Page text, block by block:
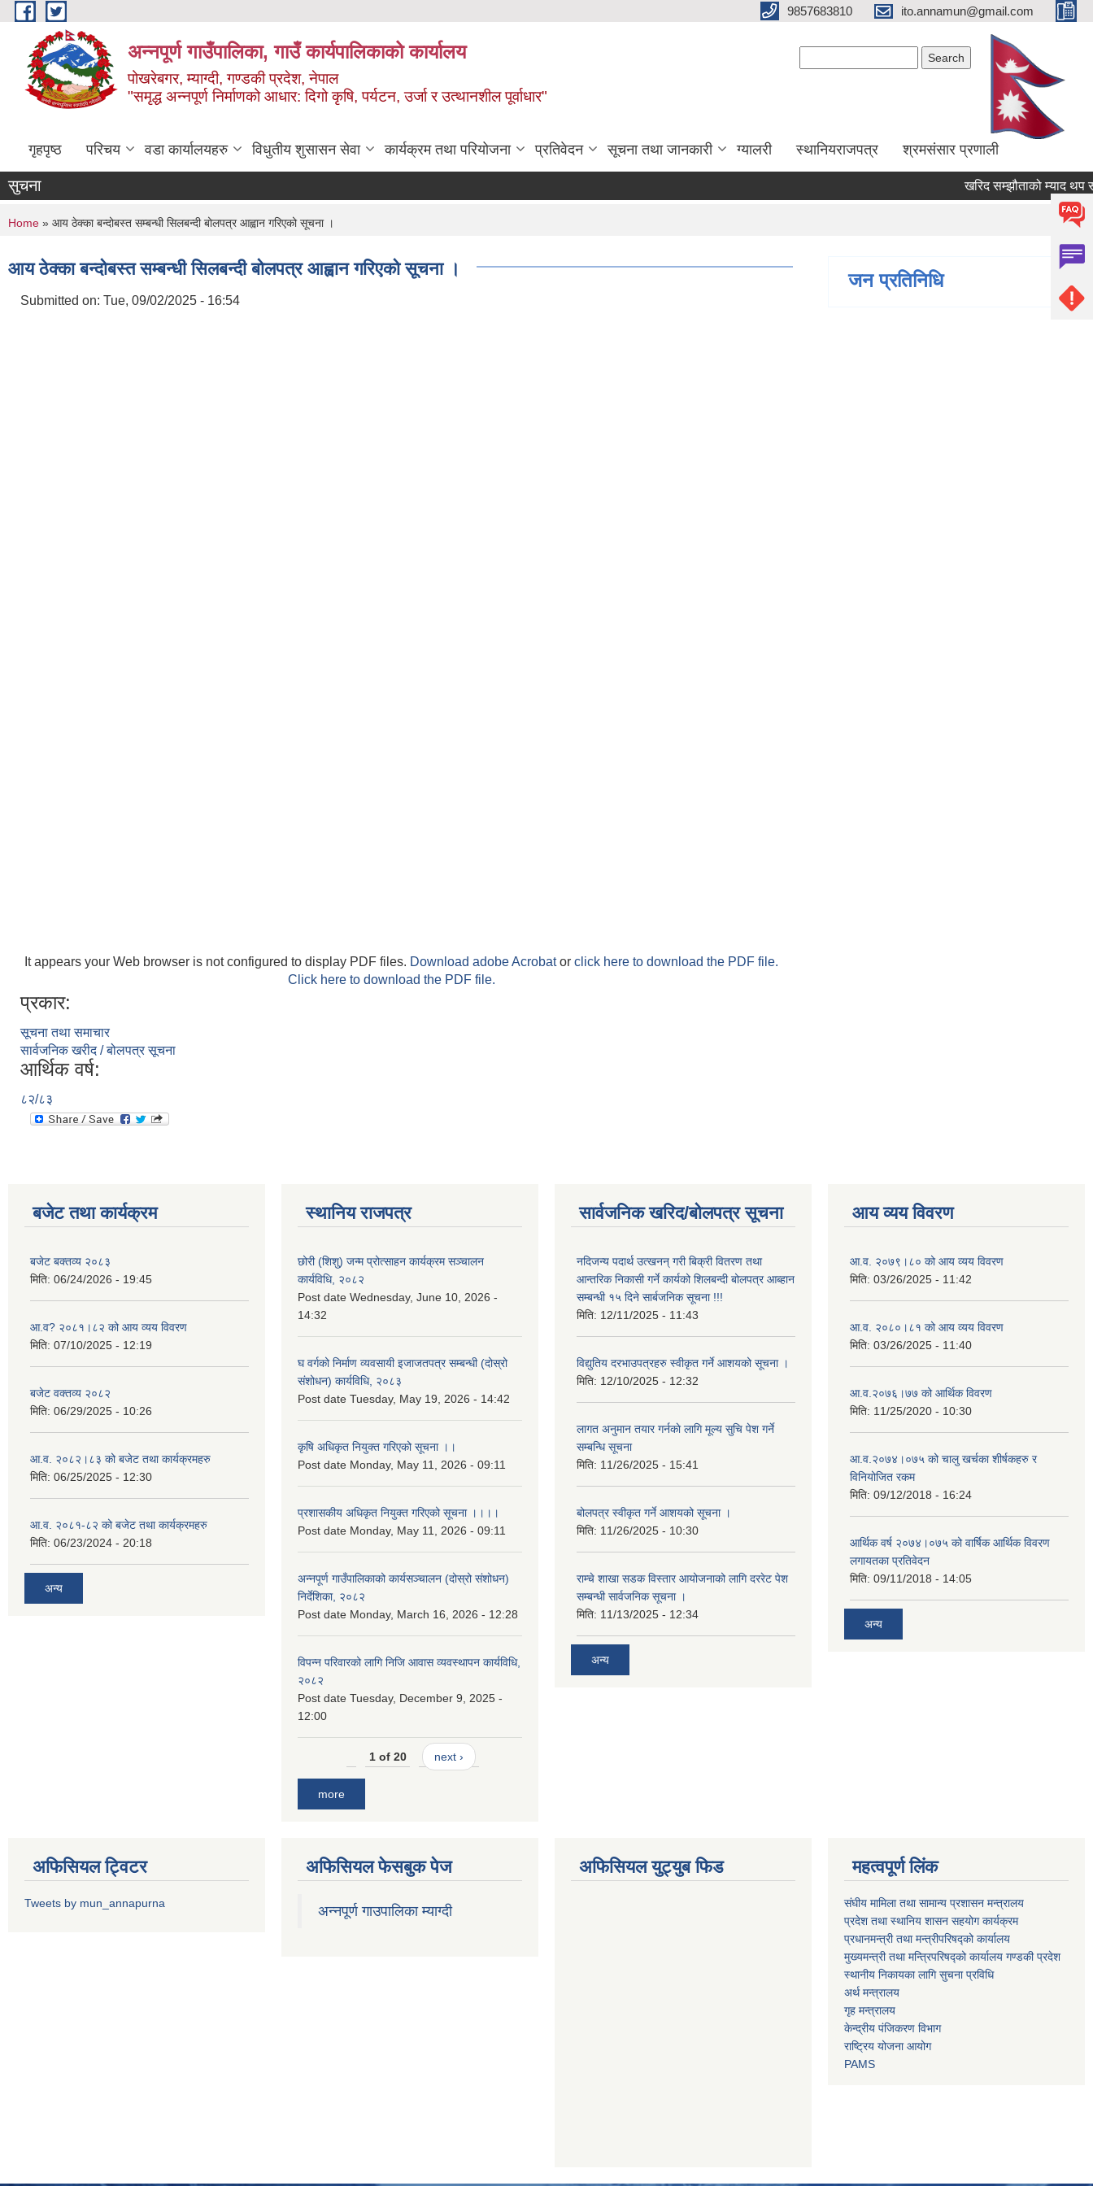
Skip to main content 9857683810 ito.annamun@gmail.com
अन्‍नपूर्ण गाउँपालिका, गाउँ कार्यपालिकाको कार्यालय
पोखरेबगर, म्याग्दी, गण्डकी प्रदेश, नेपाल
"समृद्ध अन्‍नपूर्ण निर्माणको आधार: दिगो कृषि, पर्यटन, उर्जा र उत्थानशील पूर्वाधार"
गृहपृष्ठ परिचय वडा कार्यालयहरु विधुतीय शुसासन सेवा कार्यक्रम तथा परियोजना प्रतिवेदन सूचना तथा जानकारी ग्यालरी स्थानियराजपत्र श्रमसंसार प्रणाली
सुचना खरिद सम्झौताको म्याद थप
You are here
Home » आय ठेक्का बन्दोबस्त सम्बन्धी सिलबन्दी बोलपत्र आह्वान गरिएको सूचना ।
आय ठेक्का बन्दोबस्त सम्बन्धी सिलबन्दी बोलपत्र आह्वान गरिएको सूचना ।
Submitted on: Tue, 09/02/2025 - 16:54
It appears your Web browser is not configured to display PDF files. Download adobe Acrobator click here to download the PDF file.
Click here to download the PDF file.
प्रकार:
सूचना तथा समाचार
सार्वजनिक खरीद / बोलपत्र सूचना
आर्थिक वर्ष:
८२/८३
जन प्रतिनिधि
बजेट तथा कार्यक्रम
बजेट बक्तव्य २०८३
मिति: 06/24/2026 - 19:45
आ.व? २०८१।८२ को आय व्यय विवरण
मिति: 07/10/2025 - 12:19
बजेट वक्तव्य २०८२
मिति: 06/29/2025 - 10:26
आ.व. २०८२।८३ को बजेट तथा कार्यक्रमहरु
मिति: 06/25/2025 - 12:30
आ.व. २०८१-८२ को बजेट तथा कार्यक्रमहरु
मिति: 06/23/2024 - 20:18
अन्य
स्थानिय राजपत्र
छोरी (शिशु) जन्म प्रोत्साहन कार्यक्रम सञ्चालन
कार्यविधि, २०८२
Post date Wednesday, June 10, 2026 -
14:32
घ वर्गको निर्माण व्यवसायी इजाजतपत्र सम्बन्धी (दोस्रो
संशोधन) कार्यविधि, २०८३
Post date Tuesday, May 19, 2026 - 14:42
कृषि अधिकृत नियुक्त गरिएको सूचना ।।
Post date Monday, May 11, 2026 - 09:11
प्रशासकीय अधिकृत नियुक्त गरिएको सूचना ।।।।
Post date Monday, May 11, 2026 - 09:11
अन्नपूर्ण गाउँपालिकाको कार्यसञ्चालन (दोस्रो संशोधन)
निर्देशिका, २०८२
Post date Monday, March 16, 2026 - 12:28
विपन्न परिवारको लागि निजि आवास व्यवस्थापन कार्यविधि,
२०८२
Post date Tuesday, December 9, 2025 -
12:00
1 of 20 next ›
more
सार्वजनिक खरिद/बोलपत्र सूचना
नदिजन्य पदार्थ उत्खनन् गरी बिक्री वितरण तथा
आन्तरिक निकासी गर्ने कार्यको शिलबन्दी बोलपत्र आब्हान
सम्बन्धी १५ दिने सार्बजनिक सूचना !!!
मिति: 12/11/2025 - 11:43
विद्युतिय दरभाउपत्रहरु स्वीकृत गर्ने आशयको सूचना ।
मिति: 12/10/2025 - 12:32
लागत अनुमान तयार गर्नकाे लागि मूल्य सुचि पेश गर्ने
सम्बन्धि सूचना
मिति: 11/26/2025 - 15:41
बोलपत्र स्वीकृत गर्ने आशयको सूचना ।
मिति: 11/26/2025 - 10:30
राम्चे शाखा सडक विस्तार आयोजनाको लागि दररेट पेश
सम्बन्धी सार्वजनिक सूचना ।
मिति: 11/13/2025 - 12:34
अन्य
आय व्यय विवरण
आ.व. २०७९।८० को आय व्यय विवरण
मिति: 03/26/2025 - 11:42
आ.व. २०८०।८१ को आय व्यय विवरण
मिति: 03/26/2025 - 11:40
आ.व.२०७६।७७ को आर्थिक विवरण
मिति: 11/25/2020 - 10:30
आ.व.२०७४।०७५ को चालु खर्चका शीर्षकहरु र
विनियोजित रकम
मिति: 09/12/2018 - 16:24
आर्थिक वर्ष २०७४।०७५ को वार्षिक आर्थिक विवरण
लगायतका प्रतिवेदन
मिति: 09/11/2018 - 14:05
अन्य
अफिसियल ट्विटर
Tweets by mun_annapurna
अफिसियल फेसबुक पेज
अन्नपूर्ण गाउपालिका म्याग्दी
अफिसियल युट्युब फिड महत्वपूर्ण लिंक
संघीय मामिला तथा सामान्य प्रशासन मन्त्रालय
प्रदेश तथा स्थानिय शासन सहयोग कार्यक्रम
प्रधानमन्त्री तथा मन्त्रीपरिषद्को कार्यालय
मुख्यमन्त्री तथा मन्त्रिपरिषद्को कार्यालय गण्डकी प्रदेश
स्थानीय निकायका लागि सुचना प्रविधि
अर्थ मन्त्रालय
गृह मन्त्रालय
केन्द्रीय पंजिकरण विभाग
राष्ट्रिय योजना आयोग
PAMS